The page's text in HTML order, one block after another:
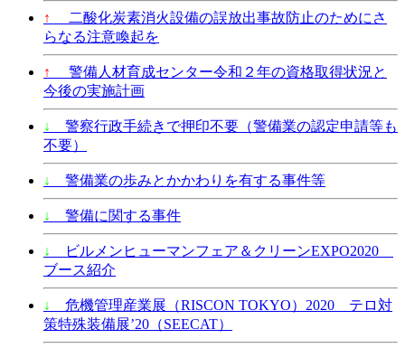
↑
二酸化炭素消火設備の誤放出事故防止のためにさ
らなる注意喚起を
↑
警備人材育成センター令和２年の資格取得状況と
今後の実施計画
↓
警察行政手続きで押印不要（警備業の認定申請等も
不要）
↓ 警備業の歩みとかかわりを有する事件等
↓ 警備に関する事件
↓
ビルメンヒューマンフェア＆クリーンEXPO2020
ブース紹介
↓
危機管理産業展（RISCON TOKYO）2020 テロ対
策特殊装備展’20（SEECAT）